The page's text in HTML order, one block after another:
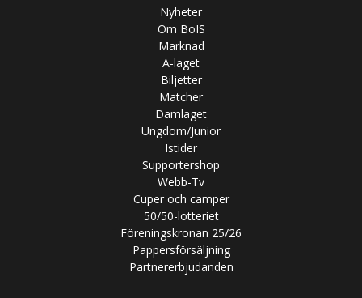
Nyheter
Om BoIS
Marknad
A-laget
Biljetter
Matcher
Damlaget
Ungdom/Junior
Istider
Supportershop
Webb-Tv
Cuper och camper
50/50-lotteriet
Föreningskronan 25/26
Pappersförsäljning
Partnererbjudanden